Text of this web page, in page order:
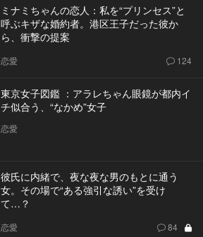
ミナミちゃんの恋人：私を“プリンセス”と
呼ぶキザな婚約者。港区王子だった彼か
ら、衝撃の提案
恋愛 124
東京女子図鑑 ：アラレちゃん眼鏡が都内イ
チ似合う、“なかめ”女子
恋愛
彼氏に内緒で、夜な夜な男のもとに通う
女。その場で“ある強引な誘い”を受け
て…？
恋愛 84